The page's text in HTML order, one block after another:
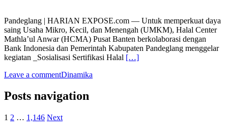
Pandeglang | HARIAN EXPOSE.com — Untuk memperkuat daya
saing Usaha Mikro, Kecil, dan Menengah (UMKM), Halal Center
Mathla’ul Anwar (HCMA) Pusat Banten berkolaborasi dengan
Bank Indonesia dan Pemerintah Kabupaten Pandeglang menggelar
kegiatan _Sosialisasi Sertifikasi Halal […]
Leave a commentDinamika
Posts navigation
1 2 … 1,146 Next